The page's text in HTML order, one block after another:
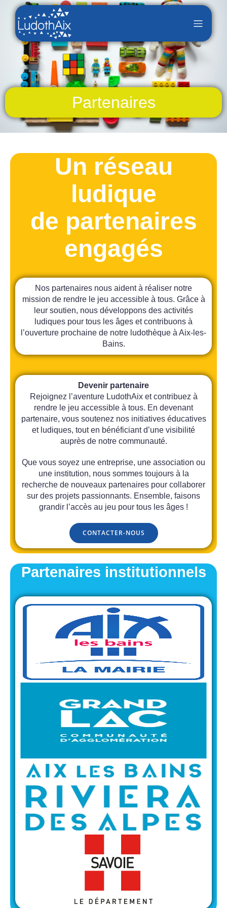
Partenaires
Un réseau
ludique
de partenaires
engagés
Nos partenaires nous aident à réaliser notre
mission de rendre le jeu accessible à tous. Grâce à
leur soutien, nous développons des activités
ludiques pour tous les âges et contribuons à
l’ouverture prochaine de notre ludothèque à Aix-les-
Bains.
Devenir partenaire
Rejoignez l’aventure LudothAix et contribuez à
rendre le jeu accessible à tous. En devenant
partenaire, vous soutenez nos initiatives éducatives
et ludiques, tout en bénéficiant d’une visibilité
auprès de notre communauté.
Que vous soyez une entreprise, une association ou
une institution, nous sommes toujours à la
recherche de nouveaux partenaires pour collaborer
sur des projets passionnants. Ensemble, faisons
grandir l’accès au jeu pour tous les âges !
CONTACTER-NOUS
Partenaires institutionnels